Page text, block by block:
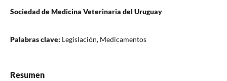
Sociedad de Medicina Veterinaria del Uruguay
Palabras clave: Legislación, Medicamentos
Resumen